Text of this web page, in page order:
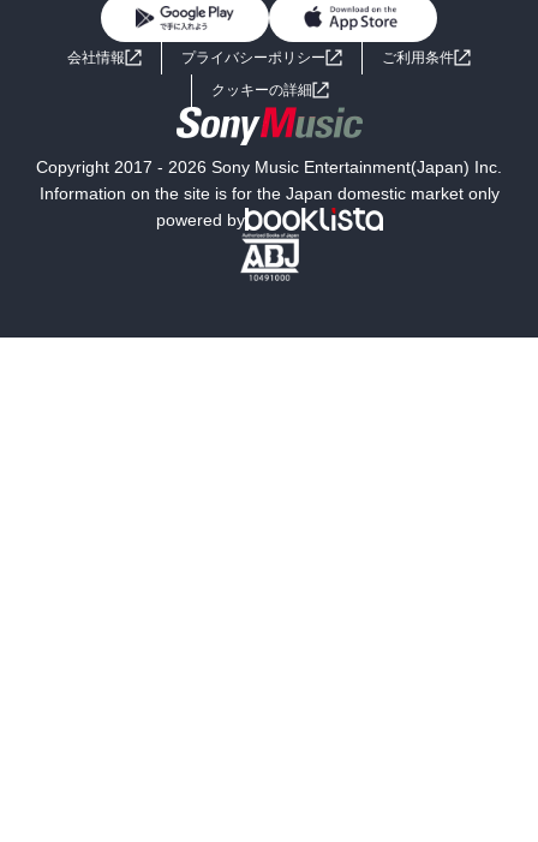
ライトノベル 男子向けラノベ
小説
海外小説
ミステリー SF
文学
よくあるご質問 お問い合わせ
会社情報 プライバシーポリシー
ご利用条件
クッキーの詳細
Copyright 2017 - 2026 Sony Music Entertainment(Japan) Inc.
Information on the site is for the Japan domestic market only
powered by